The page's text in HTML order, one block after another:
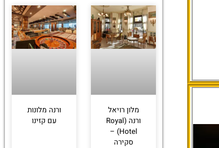
מלון רויאל
ורנה (Royal
Hotel) –
סקירה
ורנה מלונות
עם קזינו